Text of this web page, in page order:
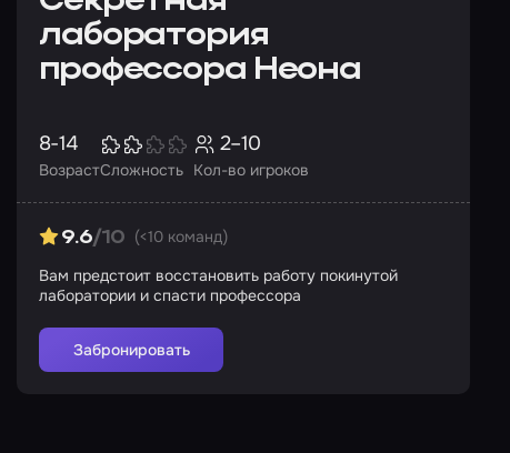
лаборатория
профессора Неона
Возраст
8-14
Сложность Кол-во игроков
2–10
9.6/10 (<10 команд)
Вам предстоит восстановить работу покинутой
лаборатории и спасти профессора
Забронировать